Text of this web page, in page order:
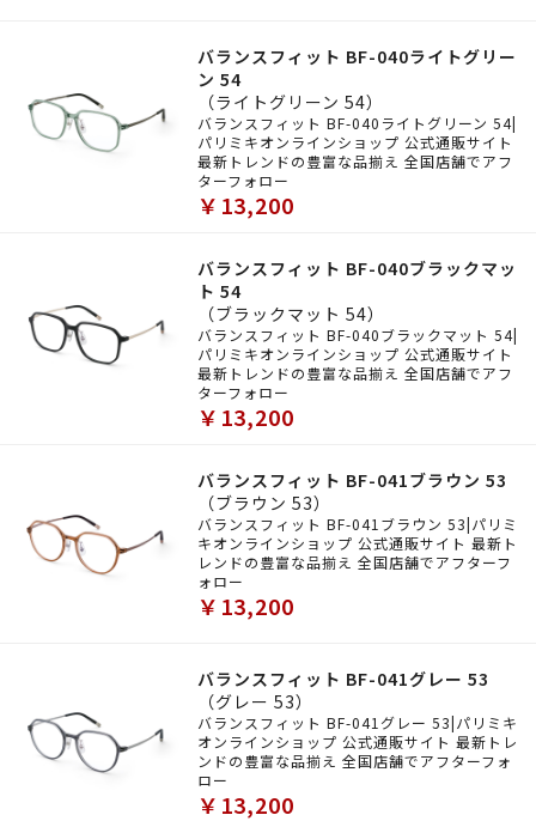
バランスフィット BF-040ライトグリー
ン 54
（ライトグリーン 54）
バランスフィット BF-040ライトグリーン 54|
パリミキオンラインショップ 公式通販サイト
最新トレンドの豊富な品揃え 全国店舗でアフ
ターフォロー
￥13,200
バランスフィット BF-040ブラックマッ
ト 54
（ブラックマット 54）
バランスフィット BF-040ブラックマット 54|
パリミキオンラインショップ 公式通販サイト
最新トレンドの豊富な品揃え 全国店舗でアフ
ターフォロー
￥13,200
バランスフィット BF-041ブラウン 53
（ブラウン 53）
バランスフィット BF-041ブラウン 53|パリミ
キオンラインショップ 公式通販サイト 最新ト
レンドの豊富な品揃え 全国店舗でアフターフ
ォロー
￥13,200
バランスフィット BF-041グレー 53
（グレー 53）
バランスフィット BF-041グレー 53|パリミキ
オンラインショップ 公式通販サイト 最新トレ
ンドの豊富な品揃え 全国店舗でアフターフォ
ロー
￥13,200